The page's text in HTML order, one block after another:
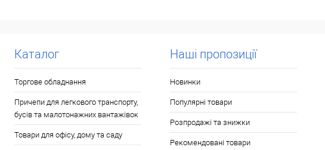
У обране
У обране
В наявності
Каталог
Торгове обладнання
Причепи для легкового транспорту,
бусів та малотонажних вантажівок
Товари для офісу, дому та саду
Наші пропозиції
Новинки
Популярні товари
Розпродажі та знижки
Рекомендовані товари